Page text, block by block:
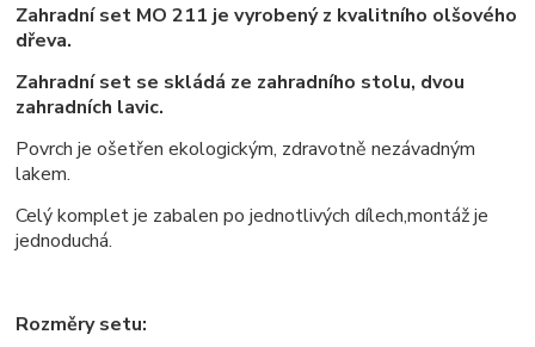
Zahradní set MO 211 je vyrobený z kvalitního olšového
dřeva.
Zahradní set se skládá ze zahradního stolu, dvou
zahradních lavic.
Povrch je ošetřen ekologickým, zdravotně nezávadným
lakem.
Celý komplet je zabalen po jednotlivých dílech,montáž je
jednoduchá.
Rozměry setu: